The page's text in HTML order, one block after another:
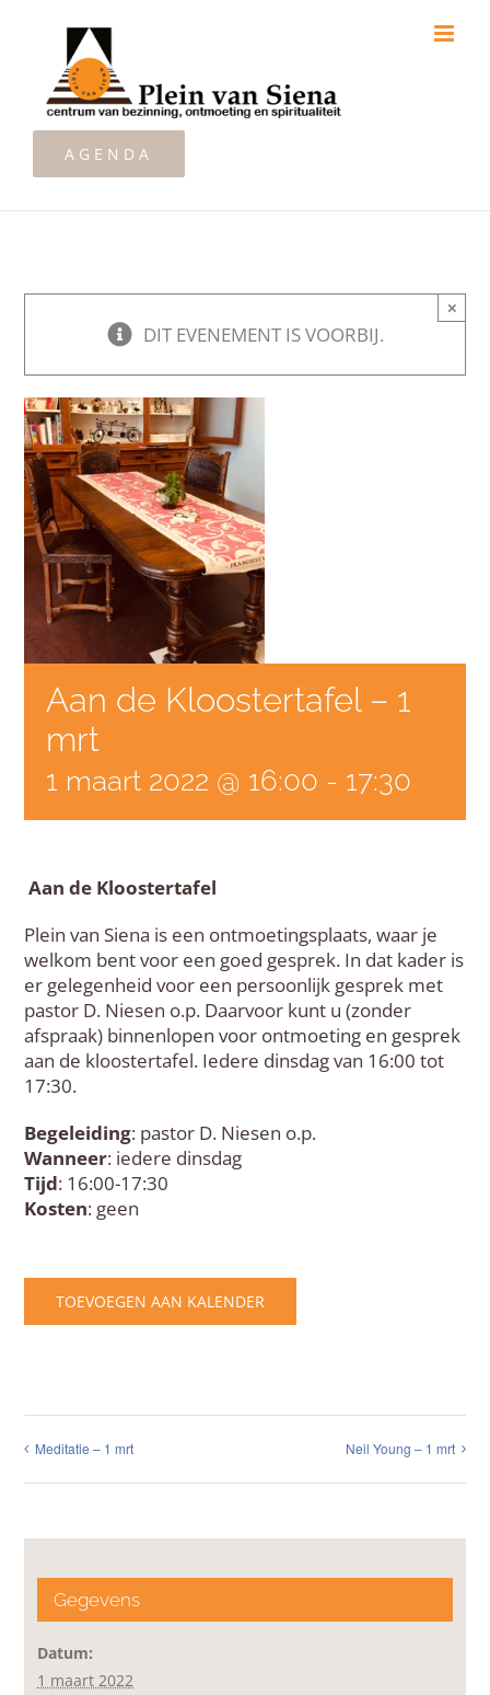
AGENDA
DIT EVENEMENT IS VOORBIJ.
×
Aan de Kloostertafel – 1
mrt
1 maart 2022 @ 16:00 - 17:30
Aan de Kloostertafel
Plein van Siena is een ontmoetingsplaats, waar je
welkom bent voor een goed gesprek. In dat kader is
er gelegenheid voor een persoonlijk gesprek met
pastor D. Niesen o.p. Daarvoor kunt u (zonder
afspraak) binnenlopen voor ontmoeting en gesprek
aan de kloostertafel. Iedere dinsdag van 16:00 tot
17:30.
Begeleiding: pastor D. Niesen o.p.
Wanneer: iedere dinsdag
Tijd: 16:00-17:30
Kosten: geen
TOEVOEGEN AAN KALENDER
Meditatie – 1 mrt Neil Young – 1 mrt
Gegevens
Datum:
1 maart 2022